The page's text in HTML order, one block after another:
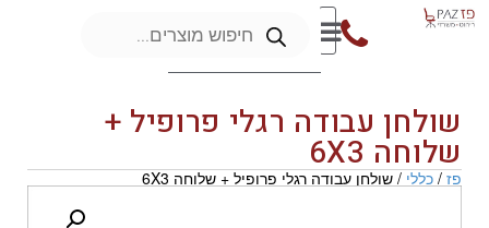
שולחן עבודה רגלי פרופיל +
שלוחה 6X3
פז/כללי/ שולחן עבודה רגלי פרופיל + שלוחה 6X3